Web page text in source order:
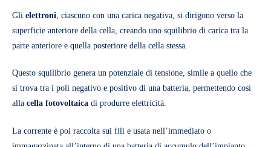
Gli elettroni , ciascuno con una carica negativa, si dirigono verso la
superficie anteriore della cella, creando uno squilibrio di carica tra la
parte anteriore e quella posteriore della cella stessa.
Questo squilibrio genera un potenziale di tensione, simile a quello che
si trova tra i poli negativo e positivo di una batteria, permettendo così
alla cella fotovoltaica di produrre elettricità.
La corrente è poi raccolta sui fili e usata nell’immediato o